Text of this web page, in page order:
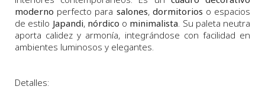
moderno perfecto para salones, dormitorios o espacios
de estilo Japandi, nórdico o minimalista . Su paleta neutra
aporta calidez y armonía, integrándose con facilidad en
ambientes luminosos y elegantes.
Detalles: